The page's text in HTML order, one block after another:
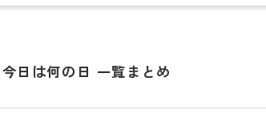
今日は何の日 一覧まとめ